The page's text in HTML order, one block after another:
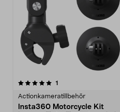
1
Actionkameratillbehör
Insta360 Motorcycle Kit
0.0 av 5 stjärnor